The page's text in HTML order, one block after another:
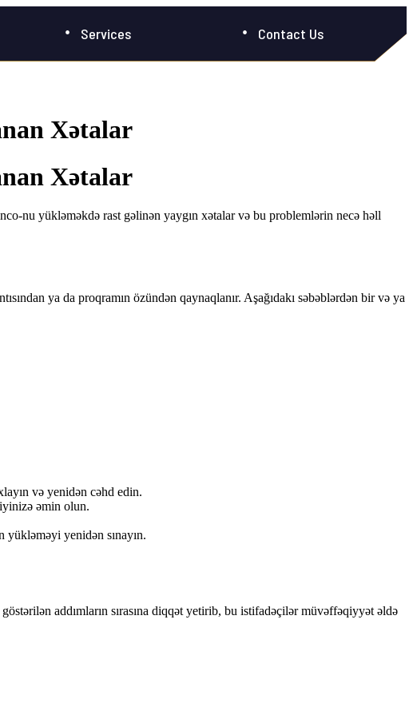
Contact Us
Services
Xətalar
Xətalar
nu yükləməkdə rast gəlinən yaygın xətalar və bu problemlərin necə həll
ya da proqramın özündən qaynaqlanır. Aşağıdakı səbəblərdən bir və ya
və yenidən cəhd edin.
əmin olun.
yükləməyi yenidən sınayın.
addımların sırasına diqqət yetirib, bu istifadəçilər müvəffəqiyyət əldə